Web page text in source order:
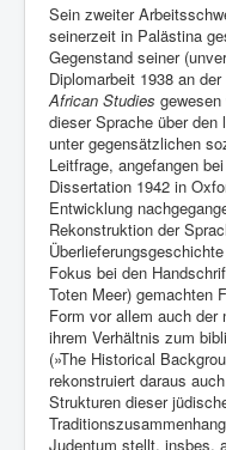
Sein zweiter
seinerzeit in Palästina
Gegenstand seiner
Diplomarbeit 1938 an
African Studies
dieser Sprache über den
unter gegensätzlichen
Leitfrage, angefangen
Dissertation 1942 in
Entwicklung
Rekonstruktion der
Fokus bei den
Toten Meer) gemachten
Form vor allem auch
ihrem Verhältnis zum
(»The Historical
rekonstruiert daraus
Strukturen dieser
Judentum stellt, insbes.